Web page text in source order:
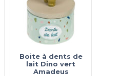
Boite à dents de
lait Dino vert
Amadeus